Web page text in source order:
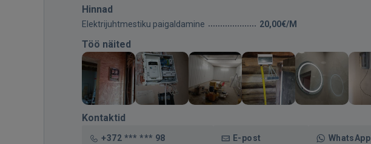
Hinnad
Elektrijuhtmestiku paigaldamine 20,00€/M
Töö näited
Kontaktid
+372 *** *** 98 E-post WhatsApp